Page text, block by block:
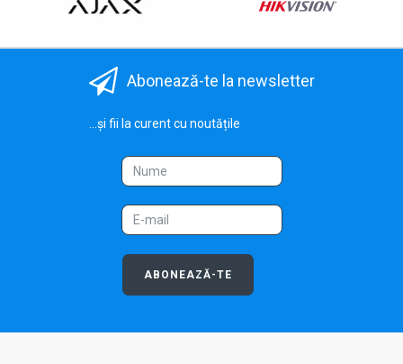
Abonează-te la newsletter
...și fii la curent cu noutățile
ABONEAZĂ-TE